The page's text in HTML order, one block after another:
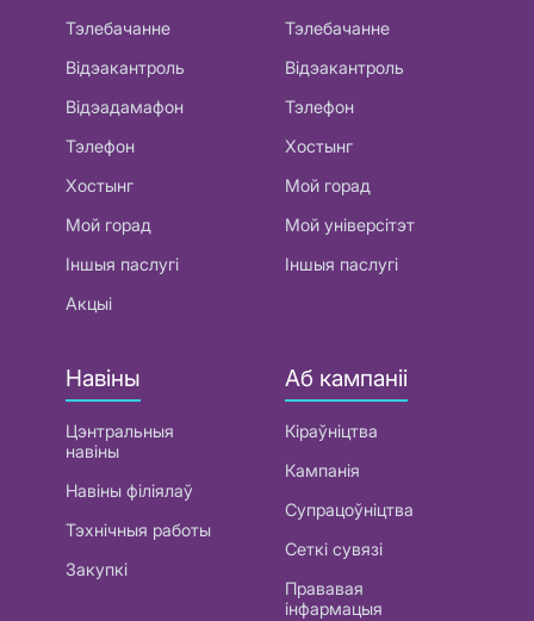
Тэлебачанне
Відэакантроль
Відэадамафон
Тэлефон
Хостынг
Мой горад
Іншыя паслугі
Акцыі
Тэлебачанне
Відэакантроль
Тэлефон
Хостынг
Мой горад
Мой універсітэт
Іншыя паслугі
Навіны
Цэнтральныя
навіны
Навіны філіялаў
Тэхнічныя работы
Закупкі
Аб кампаніі
Кіраўніцтва
Кампанія
Супрацоўніцтва
Сеткі сувязі
Прававая
інфармацыя